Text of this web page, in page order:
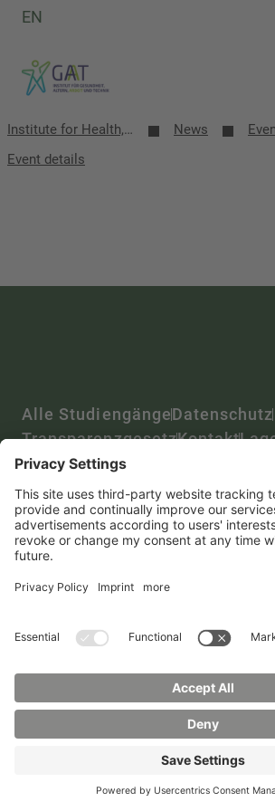
EN
Institute for Health, Aging, Work and Technology (GAT) News
Event details
Alle StudiengängeDatenschutz
TransparenzgesetzKontakt
ImpressumBarrierefreiheit